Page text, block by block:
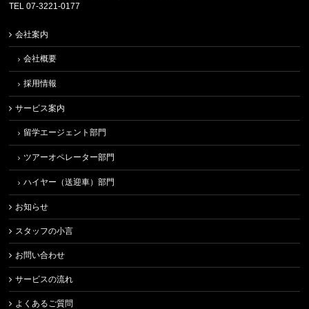
TEL 07-3221-0177
会社案内
会社概要
採用情報
サービス案内
留学エージェント部門
ツアーオペレーター部門
ハイヤー（送迎車）部門
お知らせ
スタッフの小言
お問い合わせ
サービスの流れ
よくあるご質問